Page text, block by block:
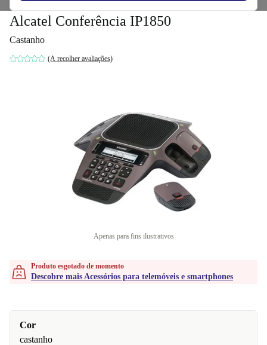
Alcatel Conferência IP1850
Castanho
(A recolher avaliações)
Apenas para fins ilustrativos
Produto esgotado de momento
Descobre mais Acessórios para telemóveis e smartphones
Cor
castanho